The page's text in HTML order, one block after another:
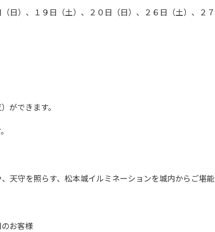
日）、１９日（土）、２０日（日）、２６日（土）、２
ができます。
天守を照らす、松本城イルミネーションを城内からご堪
お客様